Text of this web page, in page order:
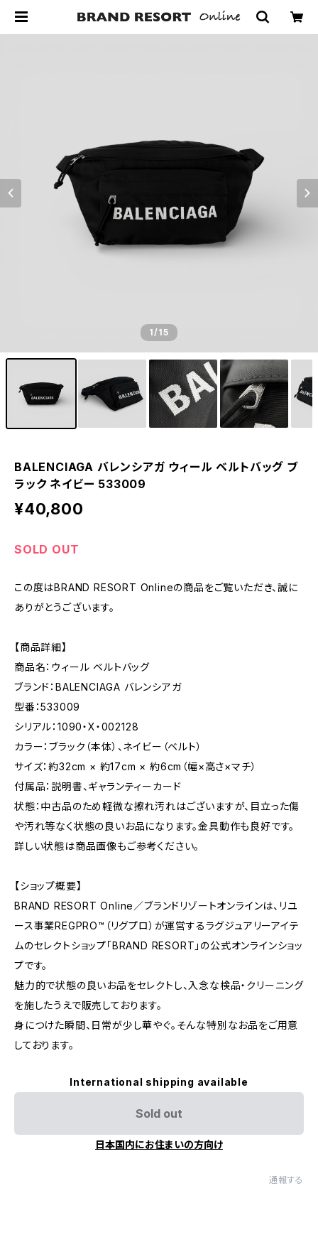
1/15
BALENCIAGA バレンシアガ ウィール ベルトバッグ ブ
ラック ネイビー 533009
¥40,800
SOLD OUT
この度はBRAND RESORT Onlineの商品をご覧いただき、誠に
ありがとうございます。
【商品詳細】
商品名：ウィール ベルトバッグ
ブランド：BALENCIAGA バレンシアガ
型番：533009
シリアル：1090・X・002128
カラー：ブラック（本体）、ネイビー（ベルト）
サイズ：約32cm × 約17cm × 約6cm（幅×高さ×マチ）
付属品：説明書、ギャランティーカード
状態：中古品のため軽微な擦れ汚れはございますが、目立った傷
や汚れ等なく状態の良いお品になります。金具動作も良好です。
詳しい状態は商品画像もご参考ください。
【ショップ概要】
BRAND RESORT Online／ブランドリゾートオンラインは、リユ
ース事業REGPRO™（リグプロ）が運営するラグジュアリーアイテ
ムのセレクトショップ「BRAND RESORT」の公式オンラインショッ
プです。
魅力的で状態の良いお品をセレクトし、入念な検品・クリーニング
を施したうえで販売しております。
身につけた瞬間、日常が少し華やぐ。そんな特別なお品をご用意
しております。
International shipping available
Sold out
日本国内にお住まいの方向け
通報する